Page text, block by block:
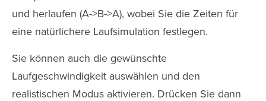
und herlaufen (A->B->A), wobei Sie die Zeiten für
eine natürlichere Laufsimulation festlegen.
Sie können auch die gewünschte
Laufgeschwindigkeit auswählen und den
realistischen Modus aktivieren. Drücken Sie dann